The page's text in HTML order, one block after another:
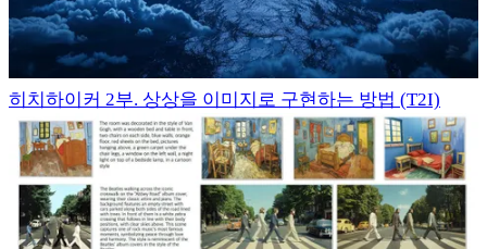
히치하이커 2부. 상상을 이미지로 구현하는 방법 (T2I)